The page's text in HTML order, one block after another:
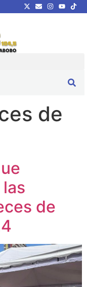
de
de